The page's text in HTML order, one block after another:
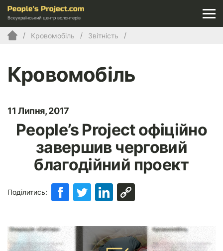
Всеукраїнський центр волонтерів
Кровомобіль Звітність
Кровомобіль
11 Липня, 2017
People’s Project офіційно
завершив черговий
благодійний проект
Поділитись: